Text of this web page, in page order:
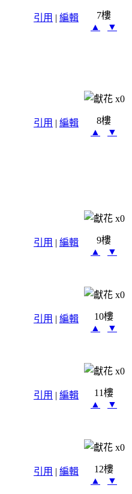
引用 | 編輯
7樓
▲
▼
x0
引用 | 編輯
8樓
▲
▼
x0
引用 | 編輯
9樓
▲
▼
x0
引用 | 編輯
10樓
▲
▼
x0
引用 | 編輯
11樓
▲
▼
x0
引用 | 編輯
12樓
▲
▼